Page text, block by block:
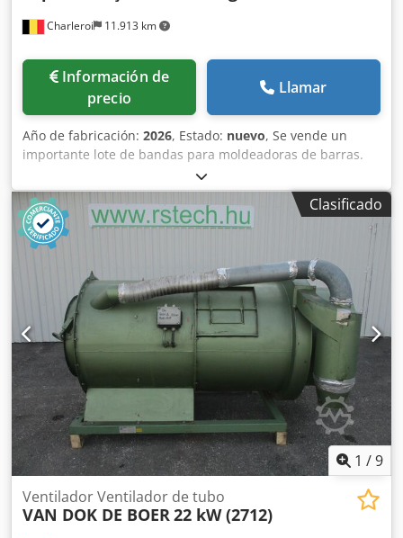
Charleroi 11.913 km
Información de
precio
Llamar
Año de fabricación: 2026, Estado: nuevo, Se vende un
importante lote de bandas para moldeadoras de barras.
Marcas disponibles: - MAJOR - BONGARD - MERAND
TENOR/TREGOR - BERTRAND EURO2000 - BERTRAND
EUROMAP - JAC - PANIRECORD F73 - PANIRECORD F60/F57 -
SINMAG - PAVAILLER - STAFF Precios unitarios y al por
mayor. Se venden en kits completos para una moldeadora,
que incluyen: - Banda delantera - Banda trasera - Banda
inferior de refuerzo Dsdpfszqt Tcsx Abxekr - Banda de
recepción
Clasificado
1 /9
Ventilador Ventilador de tubo
VAN DOK DE BOER22 kW (2712)